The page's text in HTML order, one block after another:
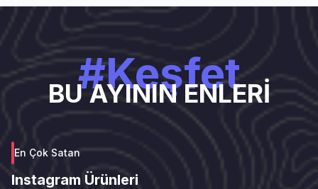
#Keşfet
BU AYININ ENLERİ
En Çok Satan
Instagram Ürünleri